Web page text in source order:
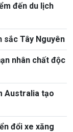
đến du lịch
sắc Tây Nguyên
nhân chất độc
Australia tạo
đổi xe xăng